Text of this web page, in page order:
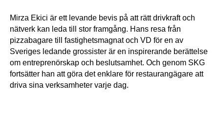
Mirza Ekici är ett levande bevis på att rätt drivkraft och
nätverk kan leda till stor framgång. Hans resa från
pizzabagare till fastighetsmagnat och VD för en av
Sveriges ledande grossister är en inspirerande berättelse
om entreprenörskap och beslutsamhet. Och genom SKG
fortsätter han att göra det enklare för restaurangägare att
driva sina verksamheter varje dag.